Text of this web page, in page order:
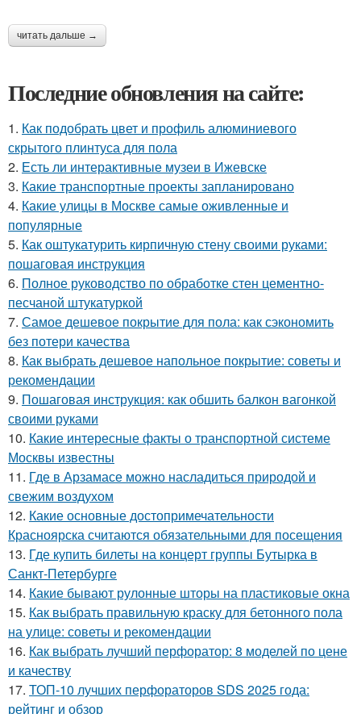
читать дальше →
Последние обновления на сайте:
1. Как подобрать цвет и профиль алюминиевого
скрытого плинтуса для пола
2. Есть ли интерактивные музеи в Ижевске
3. Какие транспортные проекты запланировано
4. Какие улицы в Москве самые оживленные и
популярные
5. Как оштукатурить кирпичную стену своими руками:
пошаговая инструкция
6. Полное руководство по обработке стен цементно-
песчаной штукатуркой
7. Самое дешевое покрытие для пола: как сэкономить
без потери качества
8. Как выбрать дешевое напольное покрытие: советы и
рекомендации
9. Пошаговая инструкция: как обшить балкон вагонкой
своими руками
10. Какие интересные факты о транспортной системе
Москвы известны
11. Где в Арзамасе можно насладиться природой и
свежим воздухом
12. Какие основные достопримечательности
Красноярска считаются обязательными для посещения
13. Где купить билеты на концерт группы Бутырка в
Санкт-Петербурге
14. Какие бывают рулонные шторы на пластиковые окна
15. Как выбрать правильную краску для бетонного пола
на улице: советы и рекомендации
16. Как выбрать лучший перфоратор: 8 моделей по цене
и качеству
17. ТОП-10 лучших перфораторов SDS 2025 года:
рейтинг и обзор